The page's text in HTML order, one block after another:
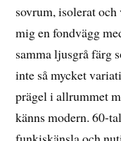
sovrum, isolerat
mig en fondvägg
samma ljusgrå färg
inte så mycket
prägel i allrummet
känns modern. 60-